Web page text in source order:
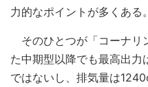
力的なポイントが多くある。
そのひとつが「コーナリ
た中期型以降でも最高出力
ではないし、排気量は